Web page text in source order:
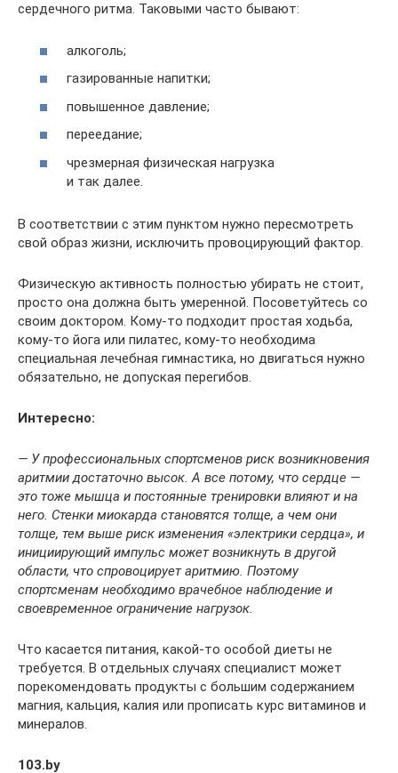
сердечного ритма. Таковыми часто бывают:
алкоголь;
газированные напитки;
повышенное давление;
переедание;
чрезмерная физическая нагрузка
и так далее.
В соответствии с этим пунктом нужно пересмотреть
свой образ жизни, исключить провоцирующий фактор.
Физическую активность полностью убирать не стоит,
просто она должна быть умеренной. Посоветуйтесь со
своим доктором. Кому-то подходит простая ходьба,
кому-то йога или пилатес, кому-то необходима
специальная лечебная гимнастика, но двигаться нужно
обязательно, не допуская перегибов.
Интересно:
— У профессиональных спортсменов риск возникновения
аритмии достаточно высок. А все потому, что сердце —
это тоже мышца и постоянные тренировки влияют и на
него. Стенки миокарда становятся толще, а чем они
толще, тем выше риск изменения «электрики сердца», и
инициирующий импульс может возникнуть в другой
области, что спровоцирует аритмию. Поэтому
спортсменам необходимо врачебное наблюдение и
своевременное ограничение нагрузок.
Что касается питания, какой-то особой диеты не
требуется. В отдельных случаях специалист может
порекомендовать продукты с большим содержанием
магния, кальция, калия или прописать курс витаминов и
минералов.
103.by